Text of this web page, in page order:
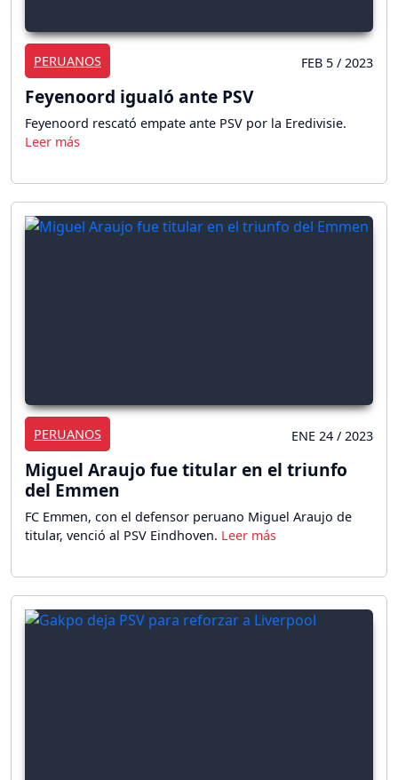
PERUANOS FEB 5 / 2023
Feyenoord igualó ante PSV
Feyenoord rescató empate ante PSV por la Eredivisie.
PERUANOS ENE 24 / 2023
Miguel Araujo fue titular en el triunfo
del Emmen
FC Emmen, con el defensor peruano Miguel Araujo de
titular, venció al PSV Eindhoven.